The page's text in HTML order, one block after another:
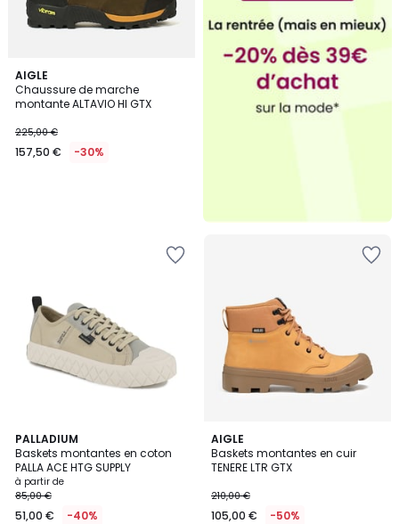
AIGLE
Chaussure de marche
montante ALTAVIO HI GTX
225,00 €
157,50 € -30%
PALLADIUM
Baskets montantes en coton
PALLA ACE HTG SUPPLY
à partir de
85,00 €
51,00 € -40%
3
Couleurs
AIGLE
Baskets montantes en cuir
TENERE LTR GTX
210,00 €
105,00 € -50%
2
Couleurs